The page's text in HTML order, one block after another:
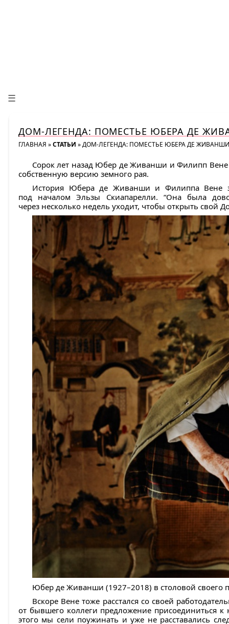
☰
ДОМ-ЛЕГЕНДА: ПОМЕСТЬЕ ЮБЕРА ДЕ
ГЛАВНАЯ »СТАТЬИ »ДОМ-ЛЕГЕНДА: ПОМЕСТЬЕ ЮБЕРА ДЕ
Сорок лет назад Юбер де Живанши и Филипп
собственную версию земного рая.
История Юбера де Живанши и Филиппа Вене
под началом Эльзы Скиапарелли. “Она была
через несколько недель уходит, чтобы открыть свой
Юбер де Живанши (1927–2018) в столовой своего
Вскоре Вене тоже расстался со своей
от бывшего коллеги предложение присоединиться
этого мы сели поужинать и уже не расставались